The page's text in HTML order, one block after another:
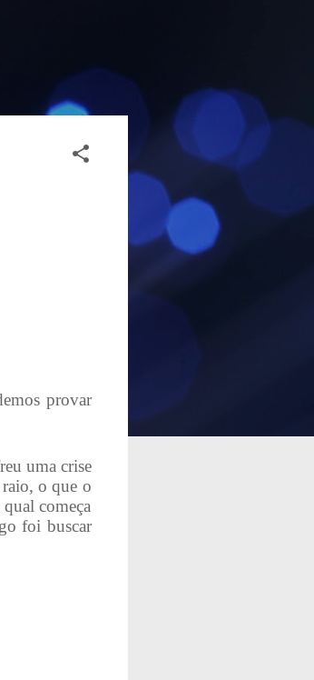
provar
uma crise
o que o
começa
foi buscar